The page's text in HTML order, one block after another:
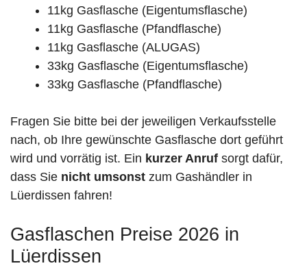
11kg Gasflasche (Eigentumsflasche)
11kg Gasflasche (Pfandflasche)
11kg Gasflasche (ALUGAS)
33kg Gasflasche (Eigentumsflasche)
33kg Gasflasche (Pfandflasche)
Fragen Sie bitte bei der jeweiligen Verkaufsstelle
nach, ob Ihre gewünschte Gasflasche dort geführt
wird und vorrätig ist. Ein kurzer Anruf sorgt dafür,
dass Sie nicht umsonst zum Gashändler in
Lüerdissen fahren!
Gasflaschen Preise 2026 in
Lüerdissen